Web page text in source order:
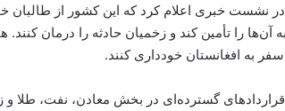
نشست خبری اعلام کرد که این کشور از طالبان
آن‌ها را تأمین کند و زخمیان حادثه را درمان
به افغانستان خودداری کنند.
گسترده‌ای در بخش معادن، نفت، طلا